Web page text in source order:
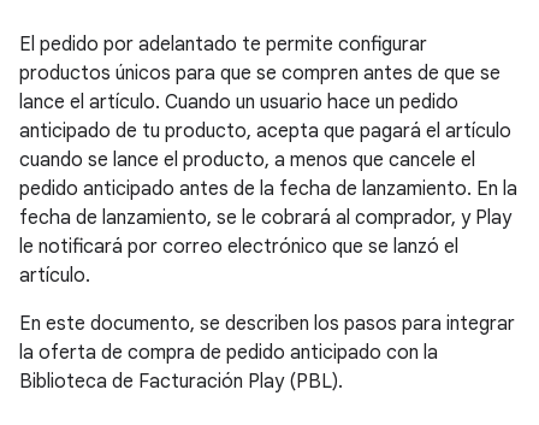
El pedido por adelantado te permite configurar
productos únicos para que se compren antes de que se
lance el artículo. Cuando un usuario hace un pedido
anticipado de tu producto, acepta que pagará el artículo
cuando se lance el producto, a menos que cancele el
pedido anticipado antes de la fecha de lanzamiento. En la
fecha de lanzamiento, se le cobrará al comprador, y Play
le notificará por correo electrónico que se lanzó el
artículo.
En este documento, se describen los pasos para integrar
la oferta de compra de pedido anticipado con la
Biblioteca de Facturación Play (PBL).